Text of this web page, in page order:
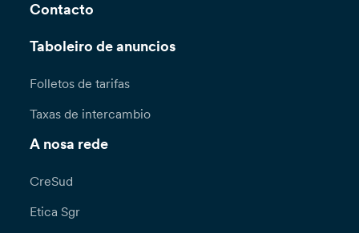
Contacto
Taboleiro de anuncios
Folletos de tarifas
Taxas de intercambio
A nosa rede
CreSud
Etica Sgr